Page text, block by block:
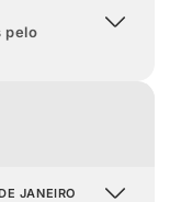
pelo
JANEIRO